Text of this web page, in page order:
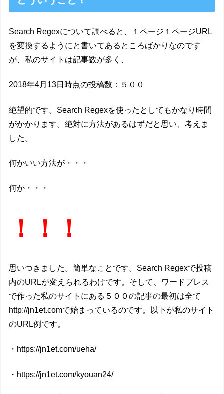
Search Regexについて調べると、１ページ１ページURL
を変換するようにと書いてあるところばかりなのです
が、私のサイトは記事数が多く、
2018年4月13日時点の投稿数：５００
絶望的です。Search Regexを使ったとしてもかなり時間
がかかります。絶対に方法があるはずだと思い、考えま
した。
何かいい方法が・・・
何か・・・
！！！
思いつきました。簡単なことです。Search Regexで投稿
内のURLが変えられるわけです。そして、ワードプレス
で作った私のサイトにある５００の記事の最初は全て
http://jn1et.comで始まっているのです。以下が私のサイト
のURL例です。
・https://jn1et.com/ueha/
・https://jn1et.com/kyouan24/